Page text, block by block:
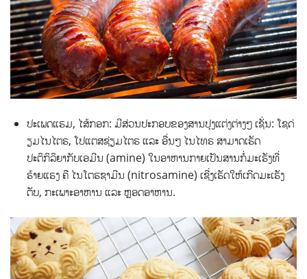
ປະເພດແຮມ, ໄສ້ກອກ: ມີສ່ວນປະກອບຂອງສານປຸງແຕ່ງຕ່າງໆ ເຊັ່ນ: ໂຊດ່
ຽມໄນໄຕຣ, ໂປແຕສຊ່ຽມໄຕຣ ແລະ ອື່ນໆ ໄນໄທຣ ສາມາດເຮັດ
ປະຕິກິລິຍາກັບເອມີນ (amine) ໃນອາຫານກາຍເປັນສານກໍ່ມະເຮັງທີ່
ຮ້າຍແຮງ ຄື ໄນໂຕຣຊາມີນ (nitrosamine) ເຊີ່ງເຮັດໃຫ້ເກີດມະເຮັງ
ຕັບ, ກະເພາະອາຫານ ແລະ ຫຼອດອາຫານ.